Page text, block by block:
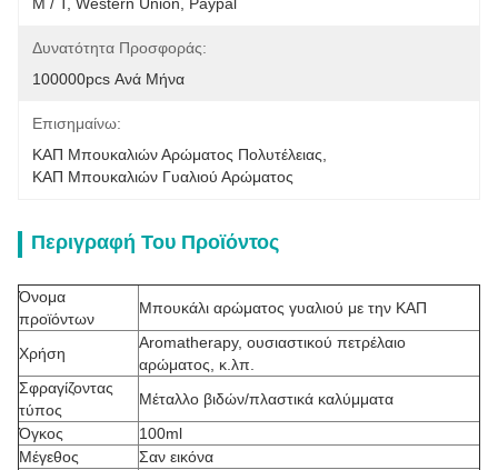
Δυνατότητα Προσφοράς:
100000pcs Ανά Μήνα
Επισημαίνω:
ΚΑΠ Μπουκαλιών Αρώματος Πολυτέλειας
ΚΑΠ Μπουκαλιών Γυαλιού Αρώματος
Περιγραφή Του Προϊόντος
Όνομα
προϊόντων
Μπουκάλι αρώματος γυαλιού με την ΚΑΠ
Χρήση
Aromatherapy, ουσιαστικού πετρέλαιο
αρώματος, κ.λπ.
Σφραγίζοντας
τύπος
Μέταλλο βιδών/πλαστικά καλύμματα
Όγκος
100ml
Μέγεθος
Σαν εικόνα